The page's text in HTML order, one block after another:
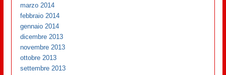
marzo 2014
febbraio 2014
gennaio 2014
dicembre 2013
novembre 2013
ottobre 2013
settembre 2013